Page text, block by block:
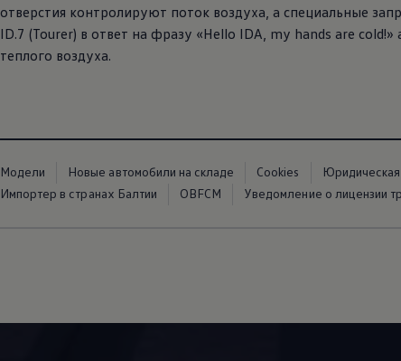
отверстия контролируют поток воздуха, а специальные
ID.7 (Tourer) в ответ на фразу «Hello IDA, my hands are
теплого воздуха.
Модели Новые автомобили на складе Cookies
Импортер в странах Балтии
OBFCM Уведомление о лицензии